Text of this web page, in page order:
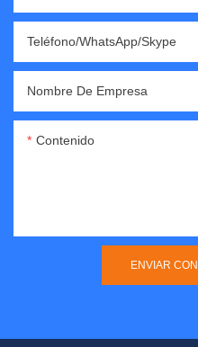
Teléfono/WhatsApp/Skype
Nombre De Empresa
Contenido
ENVIAR